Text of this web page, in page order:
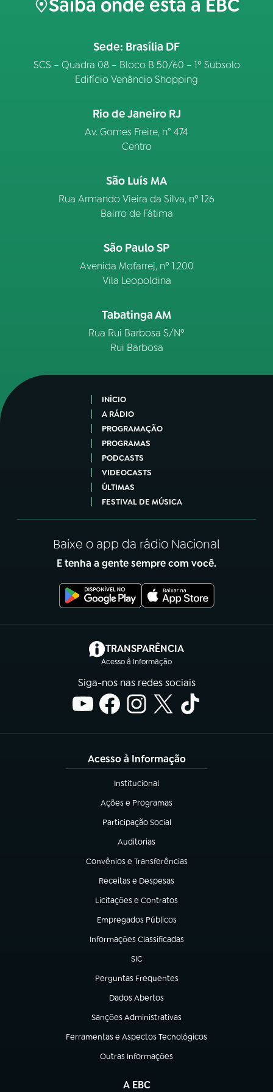
Saiba onde está a EBC
Sede: Brasília DF
SCS – Quadra 08 – Bloco B 50/60 – 1º Subsolo
Edifício Venâncio Shopping
Rio de Janeiro RJ
Av. Gomes Freire, n° 474
Centro
São Luís MA
Rua Armando Vieira da Silva, nº 126
Bairro de Fátima
São Paulo SP
Avenida Mofarrej, nº 1.200
Vila Leopoldina
Tabatinga AM
Rua Rui Barbosa S/Nº
Rui Barbosa
INÍCIO
A RÁDIO
PROGRAMAÇÃO
PROGRAMAS
PODCASTS
VIDEOCASTS
ÚLTIMAS
FESTIVAL DE MÚSICA
Baixe o app da rádio Nacional
E tenha a gente sempre com você.
TRANSPARÊNCIA
Acesso à Informação
(abre em nova aba)
Siga-nos nas redes sociais
Acesso à Informação
Institucional
(abre em nova aba)
Ações e Programas
(abre em nova aba)
Participação Social
(abre em nova aba)
Auditorias
(abre em nova aba)
Convênios e Transferências
(abre em nova aba)
Receitas e Despesas
(abre em nova aba)
Licitações e Contratos
(abre em nova aba)
Empregados Públicos
(abre em nova aba)
Informações Classificadas
(abre em nova aba)
SIC
(abre em nova aba)
Perguntas Frequentes
(abre em nova aba)
Dados Abertos
(abre em nova aba)
Sanções Administrativas
(abre em nova aba)
Ferramentas e Aspectos Tecnológicos
(abre em nova aba)
Outras Informações
(abre em nova aba)
A EBC